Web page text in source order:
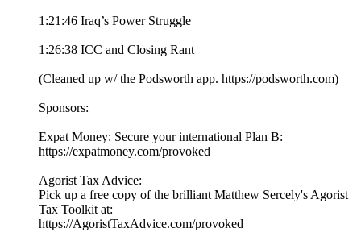
1:21:46 Iraq’s Power Struggle
1:26:38 ICC and Closing Rant
(Cleaned up w/ the Podsworth app. ⁠⁠⁠⁠⁠⁠⁠⁠⁠⁠⁠⁠⁠⁠⁠⁠⁠⁠⁠⁠⁠⁠⁠⁠⁠⁠⁠⁠⁠⁠⁠⁠⁠⁠https://podsworth.com⁠⁠⁠⁠⁠⁠⁠⁠⁠⁠⁠⁠⁠⁠⁠⁠⁠⁠⁠⁠⁠⁠⁠⁠⁠⁠⁠⁠⁠⁠⁠⁠⁠⁠)
Sponsors:
Expat Money: Secure your international Plan B:
⁠⁠⁠https://expatmoney.com/provoked⁠⁠⁠
Agorist Tax Advice:
Pick up a free copy of the brilliant Matthew Sercely's Agorist
Tax Toolkit at:
⁠⁠⁠https://AgoristTaxAdvice.com/provoked⁠⁠⁠